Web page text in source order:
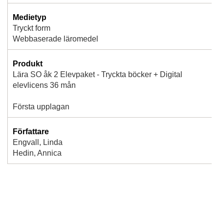
Medietyp
Tryckt form
Webbaserade läromedel
Produkt
Lära SO åk 2 Elevpaket - Tryckta böcker + Digital
elevlicens 36 mån
Första upplagan
Författare
Engvall, Linda
Hedin, Annica